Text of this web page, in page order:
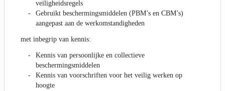
veiligheidsregels
Gebruikt beschermingsmiddelen (PBM’s en CBM’s)
aangepast aan de werkomstandigheden
met inbegrip van kennis:
Kennis van persoonlijke en collectieve
beschermingsmiddelen
Kennis van voorschriften voor het veilig werken op
hoogte